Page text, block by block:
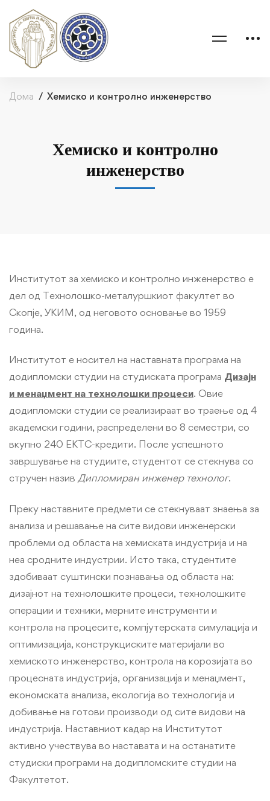
Дома Хемиско и контролно инженерство
Хемиско и контролно
инженерство
Хемиско
и
контролно
инженерство
Институтот за хемиско и контролно инженерство e
дел од Технолошко-металуршкиот факултет во
Скопје, УКИМ, од неговото основање во 1959
година.
Институтот е носител на наставната програма на
додипломски студии на студиската програма Дизајн
и менаџмент на технолошки процеси. Овие
додипломски студии се реализираат во траење од 4
академски години, распределени во 8 семестри, со
вкупно 240 ЕКТС-кредити. После успешното
завршување на студиите, студентот се стекнува со
стручен назив Дипломиран инженер технолог.
Преку наставните предмети се стекнуваат знаења за
анализа и решавање на сите видови инженерски
проблеми од областа на хемиската индустрија и на
неа сродните индустрии. Исто така, студентите
здобиваат суштински познавања од областа на:
дизајнот на технолошките процеси, технолошките
операции и техники, мерните инструменти и
контрола на процесите, компјутерската симулација и
оптимизација, конструкциските материјали во
хемиското инженерство, контрола на корозијата во
процесната индустрија, организација и менаџмент,
економската анализа, екологија во технологија и
добивање на готови производи од сите видови на
индустрија. Наставниот кадар на Институтот
активно учествува во наставата и на останатите
студиски програми на додипломските студии на
Факултетот.